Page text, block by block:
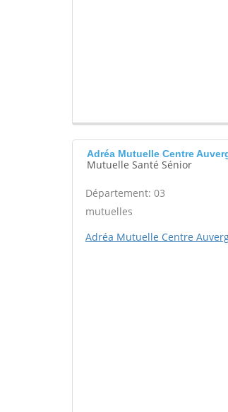
Adréa Mutuelle Centre
Mutuelle Santé Sénior
Département: 03
mutuelles
Adréa Mutuelle Centre